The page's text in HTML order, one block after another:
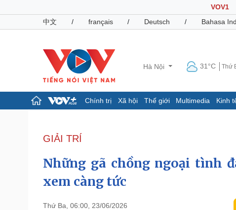
VOV1
中文
/ français / Deutsch / Bahasa
Hà Nội 31°C Thứ
Chính trị Xã hội Thế giới Multimedia Kinh
Đảng
Tổ chức nhân sự
Nhận diện sự thật
Dấu ấn VOV
Pháp luật
GIẢI TRÍ
Những gã chồng ngoại tình
xem càng tức
Thứ Ba, 06:00, 23/06/2026